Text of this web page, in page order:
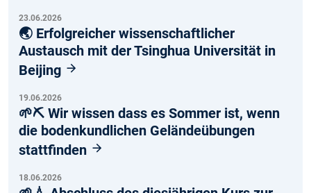
23.06.2026
🌏 Erfolgreicher wissenschaftlicher
Austausch mit der Tsinghua Universität in
Beijing
19.06.2026
🌱⛏️ Wir wissen dass es Sommer ist, wenn
die bodenkundlichen Geländeübungen
stattfinden
18.06.2026